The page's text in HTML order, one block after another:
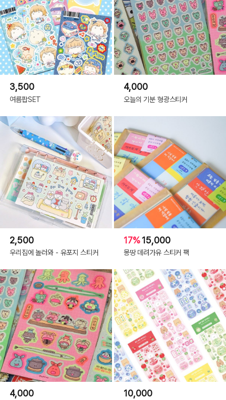
3,500
여름팝SET
4,000
오늘의 기분 형광스티커
2,500
우리집에 놀러와 - 유포지 스티커
17%15,000
몽땅 데려가유 스티커 팩
4,000 10,000